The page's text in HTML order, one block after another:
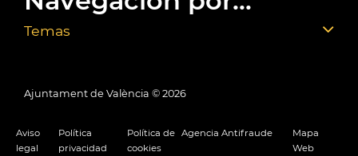
Temas
Ajuntament de València © 2026
Aviso
legal
Política
privacidad
Política de
cookies
Agencia Antifraude
Mapa
Web